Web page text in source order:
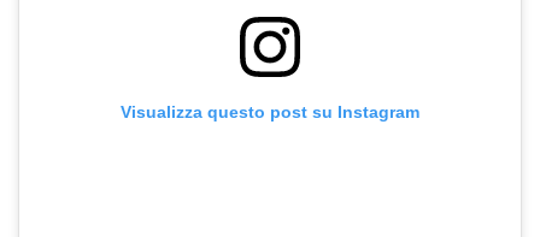
Visualizza questo post su Instagram